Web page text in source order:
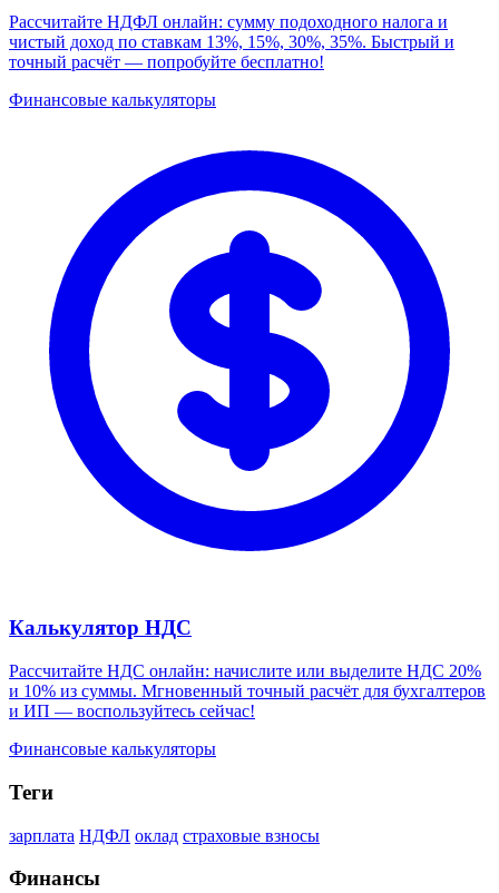
Рассчитайте НДФЛ онлайн: сумму подоходного налога и
чистый доход по ставкам 13%, 15%, 30%, 35%. Быстрый и
точный расчёт — попробуйте бесплатно!
Финансовые калькуляторы
Калькулятор НДС
Рассчитайте НДС онлайн: начислите или выделите НДС 20%
и 10% из суммы. Мгновенный точный расчёт для бухгалтеров
и ИП — воспользуйтесь сейчас!
Финансовые калькуляторы
Теги
зарплата НДФЛ оклад страховые взносы
Финансы